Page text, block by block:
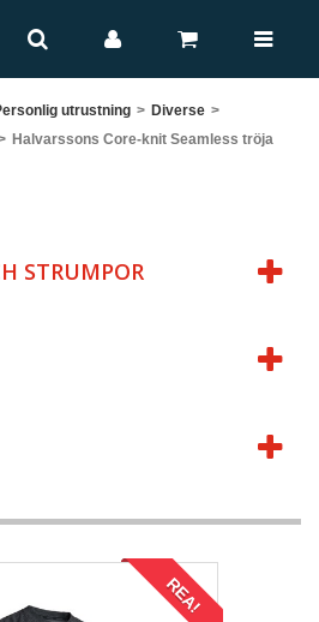
utrustning > Diverse >
Halvarssons Core-knit Seamless tröja
STRUMPOR
REA!